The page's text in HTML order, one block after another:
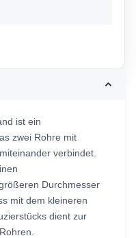
ist ein
zwei Rohre mit
verbindet.
Durchmesser
mit dem kleineren
dient zur